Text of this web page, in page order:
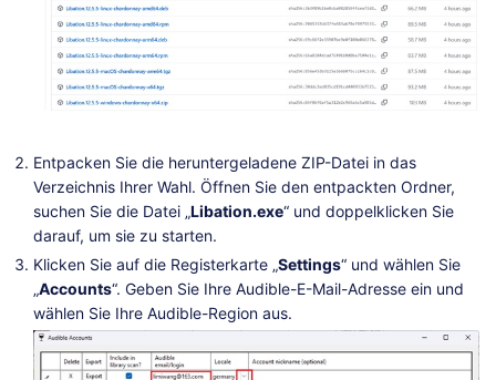
Entpacken Sie die heruntergeladene ZIP-Datei in das
Verzeichnis Ihrer Wahl. Öffnen Sie den entpackten Ordner,
suchen Sie die Datei „Libation.exe“ und doppelklicken Sie
darauf, um sie zu starten.
Klicken Sie auf die Registerkarte „Settings“ und wählen Sie
„Accounts“. Geben Sie Ihre Audible-E-Mail-Adresse ein und
wählen Sie Ihre Audible-Region aus.